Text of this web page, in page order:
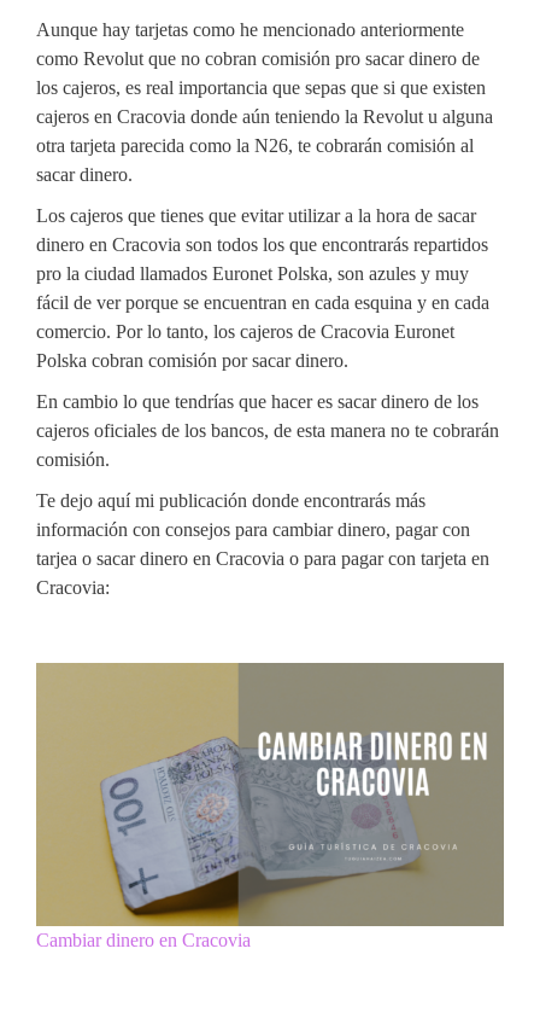
Aunque hay tarjetas como he mencionado anteriormente
como Revolut que no cobran comisión pro sacar dinero de
los cajeros, es real importancia que sepas que si que existen
cajeros en Cracovia donde aún teniendo la Revolut u alguna
otra tarjeta parecida como la N26, te cobrarán comisión al
sacar dinero.
Los cajeros que tienes que evitar utilizar a la hora de sacar
dinero en Cracovia son todos los que encontrarás repartidos
pro la ciudad llamados Euronet Polska, son azules y muy
fácil de ver porque se encuentran en cada esquina y en cada
comercio. Por lo tanto, los cajeros de Cracovia Euronet
Polska cobran comisión por sacar dinero.
En cambio lo que tendrías que hacer es sacar dinero de los
cajeros oficiales de los bancos, de esta manera no te cobrarán
comisión.
Te dejo aquí mi publicación donde encontrarás más
información con consejos para cambiar dinero, pagar con
tarjea o sacar dinero en Cracovia o para pagar con tarjeta en
Cracovia:
Cambiar dinero en Cracovia